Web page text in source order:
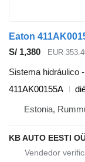
S/ 1,380 EUR
Sistema hidráulico
411AK00155A
Estonia,
KB AUTO EESTI